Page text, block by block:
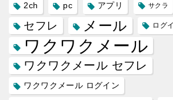
2ch pc アプリ サクラ
セフレ メール ログ
ワクワクメール
ワクワクメール セフレ
ワクワクメール ログイン